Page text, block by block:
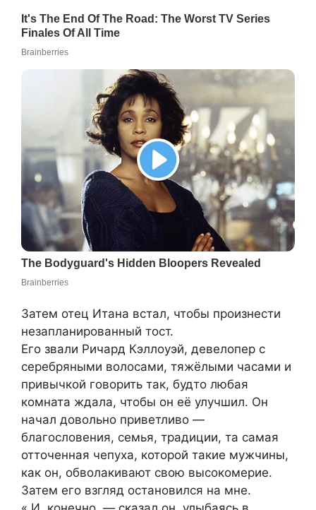
Затем отец Итана встал, чтобы произнести
незапланированный тост.
Его звали Ричард Кэллоуэй, девелопер с
серебряными волосами, тяжёлыми часами и
привычкой говорить так, будто любая
комната ждала, чтобы он её улучшил. Он
начал довольно приветливо —
благословения, семья, традиции, та самая
отточенная чепуха, которой такие мужчины,
как он, обволакивают свою высокомерие.
Затем его взгляд остановился на мне.